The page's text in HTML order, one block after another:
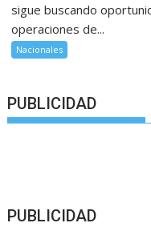
sigue buscando
operaciones de...
Nacionales
PUBLICIDAD
PUBLICIDAD